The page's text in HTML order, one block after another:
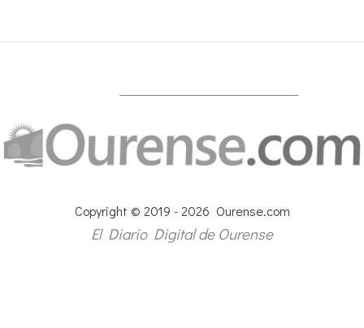
Copyright © 2019 - 2026 Ourense.com
El Diario Digital de Ourense